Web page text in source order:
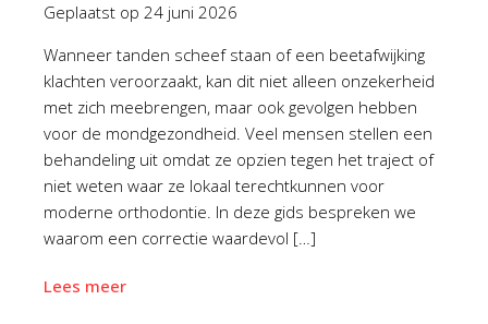
Geplaatst op 24 juni 2026
Wanneer tanden scheef staan of een beetafwijking
klachten veroorzaakt, kan dit niet alleen onzekerheid
met zich meebrengen, maar ook gevolgen hebben
voor de mondgezondheid. Veel mensen stellen een
behandeling uit omdat ze opzien tegen het traject of
niet weten waar ze lokaal terechtkunnen voor
moderne orthodontie. In deze gids bespreken we
waarom een correctie waardevol […]
Lees meer